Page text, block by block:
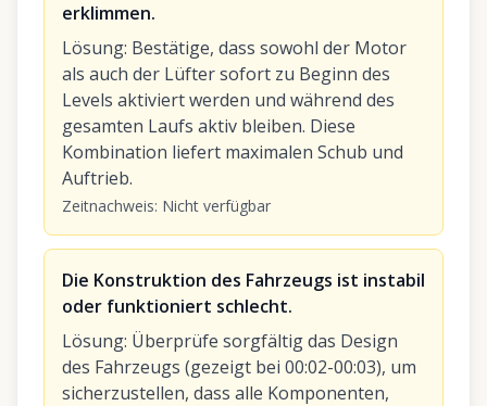
erklimmen.
Lösung: Bestätige, dass sowohl der Motor
als auch der Lüfter sofort zu Beginn des
Levels aktiviert werden und während des
gesamten Laufs aktiv bleiben. Diese
Kombination liefert maximalen Schub und
Auftrieb.
Zeitnachweis: Nicht verfügbar
Die Konstruktion des Fahrzeugs ist instabil
oder funktioniert schlecht.
Lösung: Überprüfe sorgfältig das Design
des Fahrzeugs (gezeigt bei 00:02-00:03), um
sicherzustellen, dass alle Komponenten,